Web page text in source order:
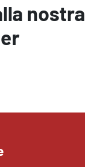
nostra